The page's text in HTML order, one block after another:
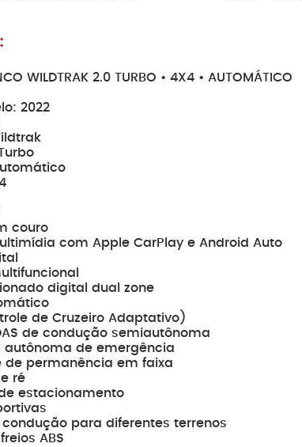
WILDTRAK 2.0 TURBO • 4X4 • AUTOMÁTICO
2022
couro
com Apple CarPlay e Android Auto
digital dual zone
de Cruzeiro Adaptativo)
de condução semiautônoma
autônoma de emergência
de permanência em faixa
ré
estacionamento
condução para diferentes terrenos
ABS